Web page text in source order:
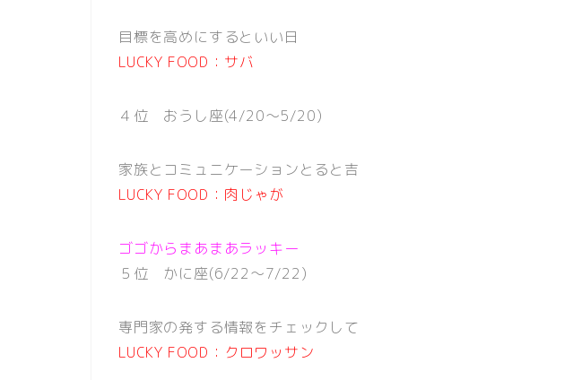
目標を高めにするといい日
LUCKY FOOD：サバ
４位 おうし座(4/20〜5/20)
家族とコミュニケーションとると吉
LUCKY FOOD：肉じゃが
ゴゴからまあまあラッキー
５位 かに座(6/22〜7/22)
専門家の発する情報をチェックして
LUCKY FOOD：クロワッサン